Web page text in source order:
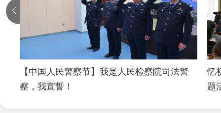
【中国人民警察节】我是人民检察院司法警
察，我宣誓！
忆
题